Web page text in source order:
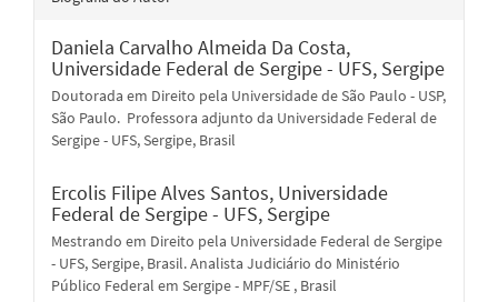
Daniela Carvalho Almeida Da Costa,
Universidade Federal de Sergipe - UFS, Sergipe
Doutorada em Direito pela Universidade de São Paulo - USP,
São Paulo. Professora adjunto da Universidade Federal de
Sergipe - UFS, Sergipe, Brasil
Ercolis Filipe Alves Santos, Universidade
Federal de Sergipe - UFS, Sergipe
Mestrando em Direito pela Universidade Federal de Sergipe
- UFS, Sergipe, Brasil. Analista Judiciário do Ministério
Público Federal em Sergipe - MPF/SE , Brasil